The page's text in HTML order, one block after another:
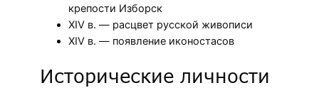
крепости Изборск
XIV в. — расцвет русской живописи
XIV в. — появление иконостасов
Исторические личности